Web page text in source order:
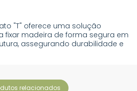
"T" oferece uma solução
fixar madeira de forma segura em
assegurando durabilidade e
relacionados